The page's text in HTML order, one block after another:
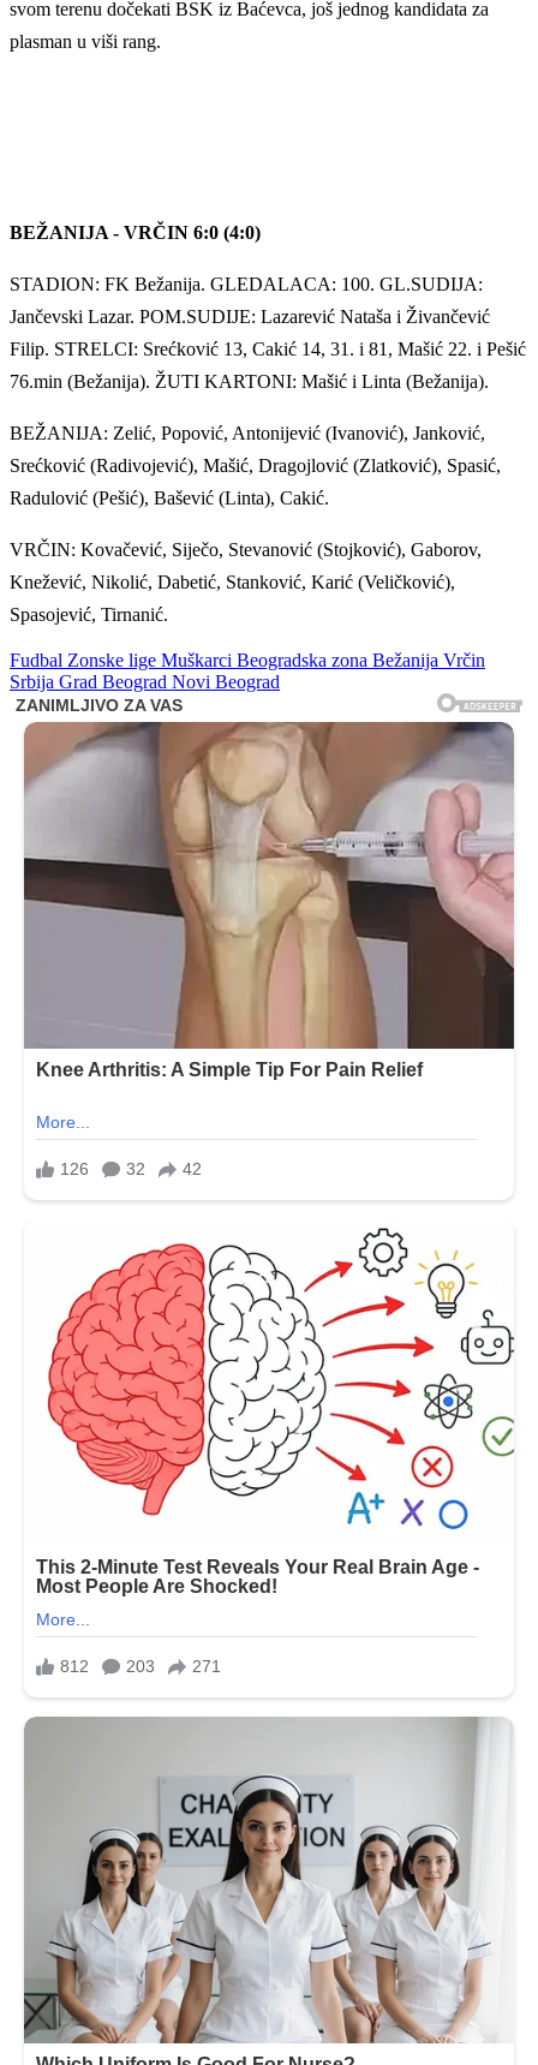
svom terenu dočekati BSK iz Baćevca, još jednog kandidata za
plasman u viši rang.
BEŽANIJA - VRČIN 6:0 (4:0)
STADION: FK Bežanija. GLEDALACA: 100. GL.SUDIJA:
Jančevski Lazar. POM.SUDIJE: Lazarević Nataša i Živančević
Filip. STRELCI: Srećković 13, Cakić 14, 31. i 81, Mašić 22. i Pešić
76.min (Bežanija). ŽUTI KARTONI: Mašić i Linta (Bežanija).
BEŽANIJA: Zelić, Popović, Antonijević (Ivanović), Janković,
Srećković (Radivojević), Mašić, Dragojlović (Zlatković), Spasić,
Radulović (Pešić), Bašević (Linta), Cakić.
VRČIN: Kovačević, Siječo, Stevanović (Stojković), Gaborov,
Knežević, Nikolić, Dabetić, Stanković, Karić (Veličković),
Spasojević, Tirnanić.
Fudbal Zonske lige Muškarci Beogradska zona Bežanija Vrčin
Srbija Grad Beograd Novi Beograd